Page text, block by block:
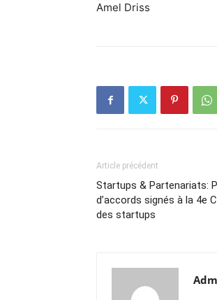
Amel Driss
Article précédent
Startups & Partenariats:
d’accords signés à la 4e
des startups